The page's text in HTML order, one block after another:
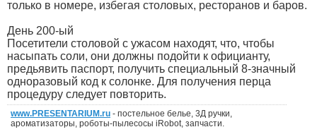
только в номере, избегая столовых, ресторанов и баров.
День 200-ый
Посетители столовой с ужасом находят, что, чтобы
насыпать соли, они должны подойти к официанту,
предьявить паспорт, получить специальный 8-значный
одноразовый код к солонке. Для получения перца
процедуру следует повторить.
www.PRESENTARIUM.ru - постельное белье, 3Д ручки,
ароматизаторы, роботы-пылесосы iRobot, запчасти.